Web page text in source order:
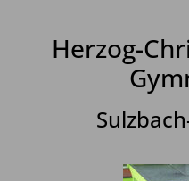
Herzog-